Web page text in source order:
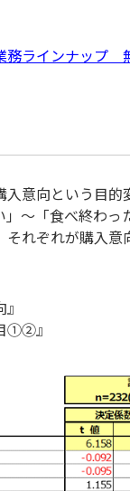
務ラインナップ
意向という目
」～「食べ終わ
れぞれが購入意
①②』